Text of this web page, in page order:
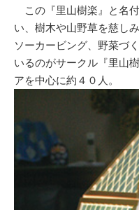
この『里山樹楽』と名
い、樹木や山野草を慈し
ソーカービング、野菜づ
いるのがサークル『里山
アを中心に約４０人。